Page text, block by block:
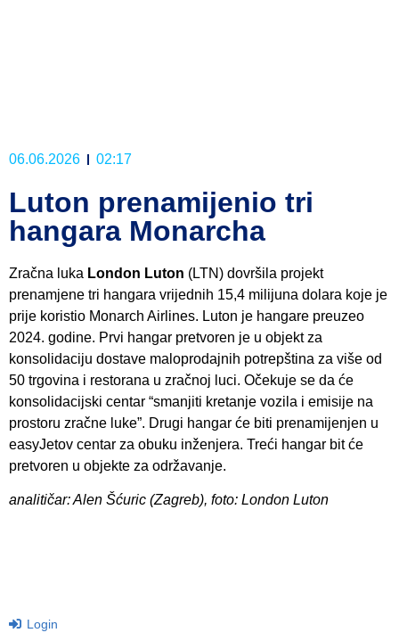
06.06.2026 02:17
Luton prenamijenio tri
hangara Monarcha
Zračna luka London Luton (LTN) dovršila projekt
prenamjene tri hangara vrijednih 15,4 milijuna dolara koje je
prije koristio Monarch Airlines. Luton je hangare preuzeo
2024. godine. Prvi hangar pretvoren je u objekt za
konsolidaciju dostave maloprodajnih potrepština za više od
50 trgovina i restorana u zračnoj luci. Očekuje se da će
konsolidacijski centar “smanjiti kretanje vozila i emisije na
prostoru zračne luke”. Drugi hangar će biti prenamijenjen u
easyJetov centar za obuku inženjera. Treći hangar bit će
pretvoren u objekte za održavanje.
analitičar: Alen Šćuric (Zagreb), foto: London Luton
Login